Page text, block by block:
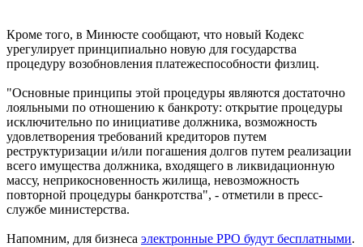
Кроме того, в Минюсте сообщают, что новый Кодекс
урегулирует принципиально новую для государства
процедуру возобновления платежеспособности физлиц.
"Основные принципы этой процедуры являются достаточно
лояльными по отношению к банкроту: открытие процедуры
исключительно по инициативе должника, возможность
удовлетворения требований кредиторов путем
реструктуризации и/или погашения долгов путем реализации
всего имущества должника, входящего в ликвидационную
массу, неприкосновенность жилища, невозможность
повторной процедуры банкротства", - отметили в пресс-
службе министерства.
Напомним, для бизнеса электронные РРО будут бесплатными.